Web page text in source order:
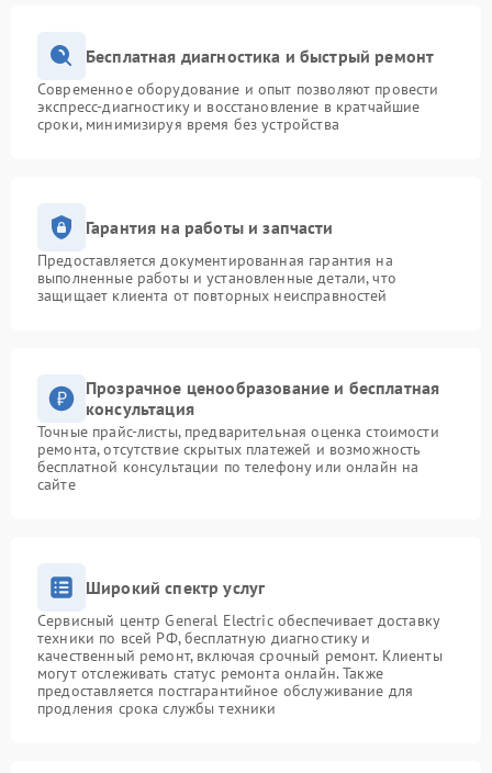
Бесплатная диагностика и быстрый ремонт
Современное оборудование и опыт позволяют провести
экспресс-диагностику и восстановление в кратчайшие
сроки, минимизируя время без устройства
Гарантия на работы и запчасти
Предоставляется документированная гарантия на
выполненные работы и установленные детали, что
защищает клиента от повторных неисправностей
Прозрачное ценообразование и бесплатная
консультация
Точные прайс-листы, предварительная оценка стоимости
ремонта, отсутствие скрытых платежей и возможность
бесплатной консультации по телефону или онлайн на
сайте
Широкий спектр услуг
Сервисный центр General Electric обеспечивает доставку
техники по всей РФ, бесплатную диагностику и
качественный ремонт, включая срочный ремонт. Клиенты
могут отслеживать статус ремонта онлайн. Также
предоставляется постгарантийное обслуживание для
продления срока службы техники